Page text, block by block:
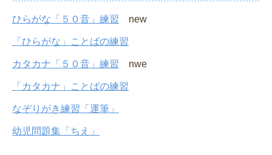
ひらがな「５０音」練習 new
「ひらがな」ことばの練習
カタカナ「５０音」練習 nwe
「カタカナ」ことばの練習
なぞりがき練習「運筆」
幼児問題集「ちえ」